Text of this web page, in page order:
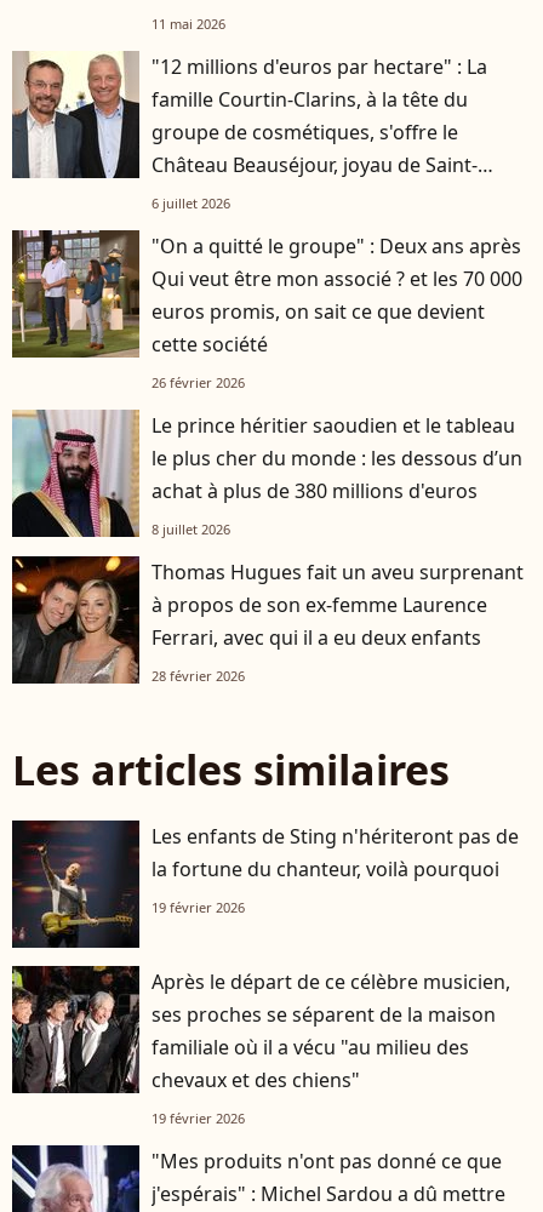
11 mai 2026
"12 millions d'euros par hectare" : La
famille Courtin-Clarins, à la tête du
groupe de cosmétiques, s'offre le
Château Beauséjour, joyau de Saint-
Émilion
6 juillet 2026
"On a quitté le groupe" : Deux ans après
Qui veut être mon associé ? et les 70 000
euros promis, on sait ce que devient
cette société
26 février 2026
Le prince héritier saoudien et le tableau
le plus cher du monde : les dessous d’un
achat à plus de 380 millions d'euros
8 juillet 2026
Thomas Hugues fait un aveu surprenant
à propos de son ex-femme Laurence
Ferrari, avec qui il a eu deux enfants
28 février 2026
Les articles similaires
Les enfants de Sting n'hériteront pas de
la fortune du chanteur, voilà pourquoi
19 février 2026
Après le départ de ce célèbre musicien,
ses proches se séparent de la maison
familiale où il a vécu "au milieu des
chevaux et des chiens"
19 février 2026
"Mes produits n'ont pas donné ce que
j'espérais" : Michel Sardou a dû mettre